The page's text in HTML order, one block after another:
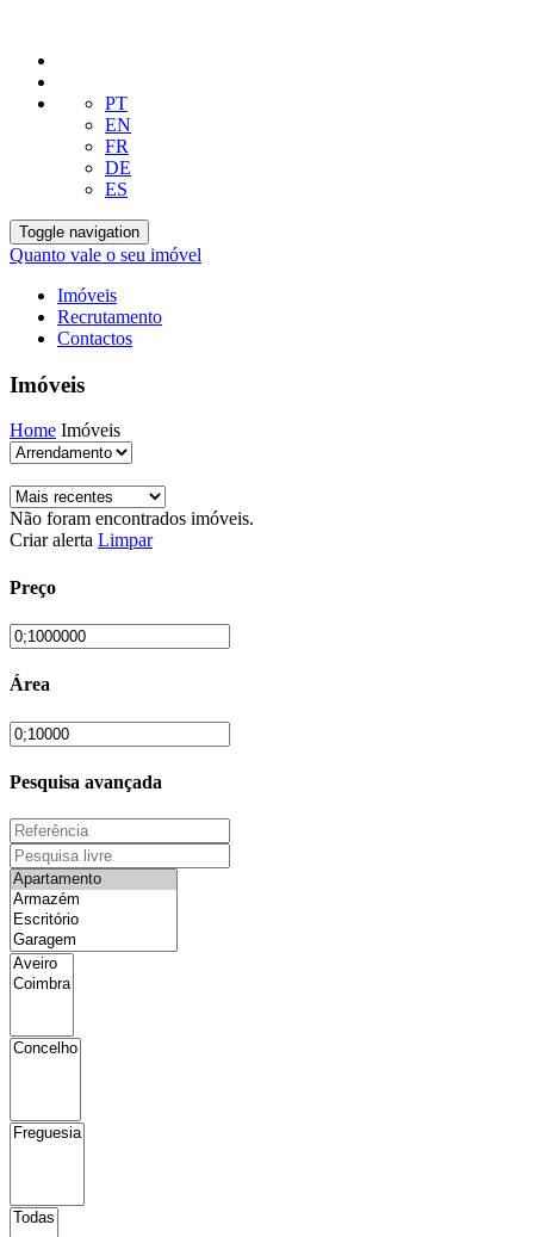
PT
EN
FR
DE
ES
Toggle navigation
Quanto vale o seu imóvel
Imóveis
Recrutamento
Contactos
Imóveis
Home Imóveis
Não foram encontrados imóveis.
Criar alerta Limpar
Preço
Área
Pesquisa avançada